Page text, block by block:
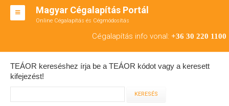
Magyar Cégalapítás Portál
Online Cégalapítás és Cégmódosítás
Cégalapítás info vonal: +36 30 220 1100
BT ALAPÍTÁS
RT ALAPÍTÁS
TEÁOR kereséshez írja be a TEÁOR kódot vagy a keresett
kifejezést!